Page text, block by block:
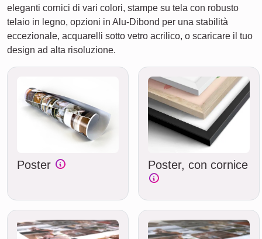
eleganti cornici di vari colori, stampe su tela con robusto
telaio in legno, opzioni in Alu-Dibond per una stabilità
eccezionale, acquarelli sotto vetro acrilico, o scaricare il tuo
design ad alta risoluzione.
Poster Poster, con cornice